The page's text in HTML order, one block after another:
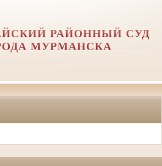
РАЙОННЫЙ СУД
МУРМАНСКА